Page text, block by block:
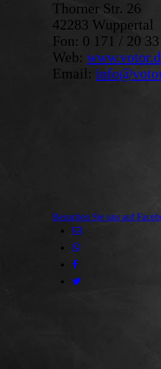
Thorner Str. 26
42283 Wuppertal
Fon: 0 171 / 20
Web:
Email:
Besuchen Sie uns auf